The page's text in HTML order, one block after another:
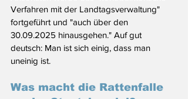
Verfahren mit der Landtagsverwaltung"
fortgeführt und "auch über den
30.09.2025 hinausgehen." Auf gut
deutsch: Man ist sich einig, dass man
uneinig ist.
Was macht die Rattenfalle